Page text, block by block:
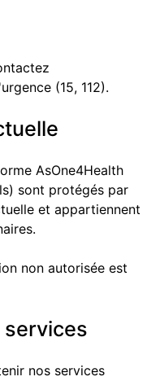
(15, 112).
AsOne4Health
sont protégés par
et appartiennent
non autorisée est
services
nos services